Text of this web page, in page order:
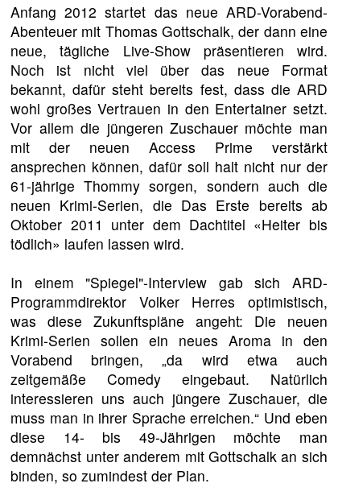
Anfang 2012 startet das neue ARD-Vorabend-
Abenteuer mit Thomas Gottschalk, der dann eine
neue, tägliche Live-Show präsentieren wird.
Noch ist nicht viel über das neue Format
bekannt, dafür steht bereits fest, dass die ARD
wohl großes Vertrauen in den Entertainer setzt.
Vor allem die jüngeren Zuschauer möchte man
mit der neuen Access Prime verstärkt
ansprechen können, dafür soll halt nicht nur der
61-jährige Thommy sorgen, sondern auch die
neuen Krimi-Serien, die Das Erste bereits ab
Oktober 2011 unter dem Dachtitel «Heiter bis
tödlich» laufen lassen wird.
In einem "Spiegel"-Interview gab sich ARD-
Programmdirektor Volker Herres optimistisch,
was diese Zukunftspläne angeht: Die neuen
Krimi-Serien sollen ein neues Aroma in den
Vorabend bringen, „da wird etwa auch
zeitgemäße Comedy eingebaut. Natürlich
interessieren uns auch jüngere Zuschauer, die
muss man in ihrer Sprache erreichen.“ Und eben
diese 14- bis 49-Jährigen möchte man
demnächst unter anderem mit Gottschalk an sich
binden, so zumindest der Plan.